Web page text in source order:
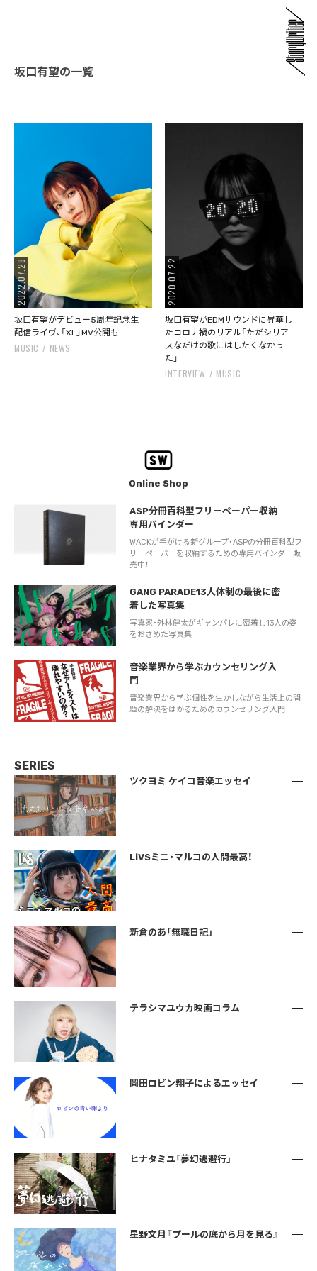
坂口有望の一覧
2022.07.28
坂口有望がデビュー5周年記念生
配信ライヴ、「XL」MV公開も
MUSIC NEWS
2020.07.22
坂口有望がEDMサウンドに昇華し
たコロナ禍のリアル「ただシリア
スなだけの歌にはしたくなかっ
た」
INTERVIEW MUSIC
Online Shop
ASP分冊百科型フリーペーパー収納
専用バインダー
WACKが手がける新グループ・ASPの分冊百科型フ
リーペーパーを収納するための専用バインダー販
売中！
GANG PARADE13人体制の最後に密
着した写真集
写真家・外林健太がギャンパレに密着し13人の姿
をおさめた写真集
音楽業界から学ぶカウンセリング入
門
音楽業界から学ぶ個性を生かしながら生活上の問
題の解決をはかるためのカウンセリング入門
SERIES
ツクヨミ ケイコ音楽エッセイ
LiVSミニ・マルコの人間最高！
新倉のあ「無職日記」
テラシマユウカ映画コラム
岡田ロビン翔子によるエッセイ
ヒナタミユ「夢幻逃避行」
星野文月『プールの底から月を見る』